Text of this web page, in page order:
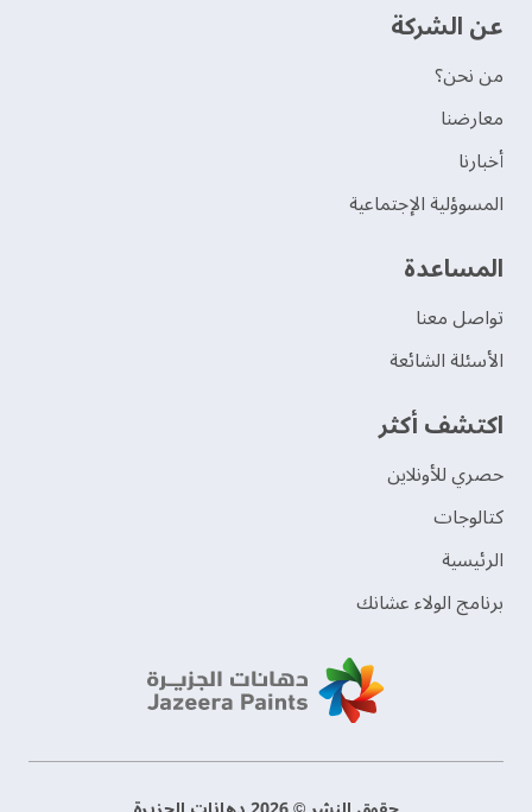
عن الشركة
من نحن؟
‫معارضنا‬
‫أخبارنا‬
المسوؤلية الإجتماعية
‫المساعدة‬
تواصل معنا
الأسئلة الشائعة
اكتشف أكثر
حصري للأونلاين
‫كتالوجات‬
الرئيسية
برنامج الولاء عشانك